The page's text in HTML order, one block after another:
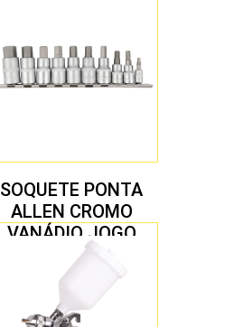
SOQUETE PONTA
ALLEN CROMO
VANÁDIO JOGO
COM 10 PEÇAS